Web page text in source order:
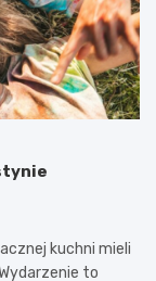
kuchni mieli
to